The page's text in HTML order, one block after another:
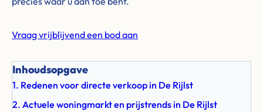
Vraag vrijblijvend een bod aan
Inhoudsopgave
1. Redenen voor directe verkoop in De Rijlst
2. Actuele woningmarkt en prijstrends in De Rijlst